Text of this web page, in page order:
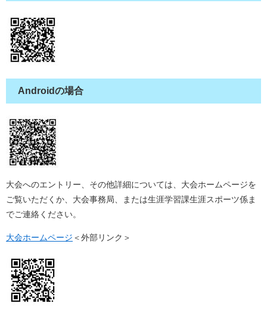
Androidの場合
大会へのエントリー、その他詳細については、大会ホームページを
ご覧いただくか、大会事務局、または生涯学習課生涯スポーツ係ま
でご連絡ください。
大会ホームページ ＜外部リンク＞